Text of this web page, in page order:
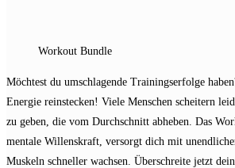
Workout Bundle
Möchtest du umschlagende Trainingserfolge
Energie reinstecken! Viele Menschen scheitern
zu geben, die vom Durchschnitt abheben. Das
mentale Willenskraft, versorgt dich mit
Muskeln schneller wachsen. Überschreite jetzt